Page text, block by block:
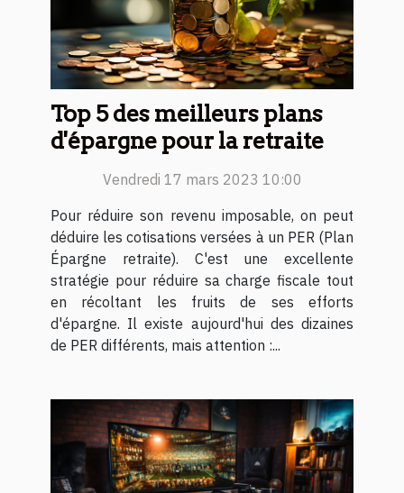
Top 5 des meilleurs plans
d'épargne pour la retraite
Vendredi 17 mars 2023 10:00
Pour réduire son revenu imposable, on peut
déduire les cotisations versées à un PER (Plan
Épargne retraite). C'est une excellente
stratégie pour réduire sa charge fiscale tout
en récoltant les fruits de ses efforts
d'épargne. Il existe aujourd'hui des dizaines
de PER différents, mais attention :...